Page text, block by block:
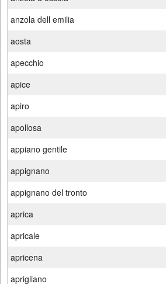
anzola dell emilia
aosta
apecchio
apice
apiro
apollosa
appiano gentile
appignano
appignano del tronto
aprica
apricale
apricena
aprigliano